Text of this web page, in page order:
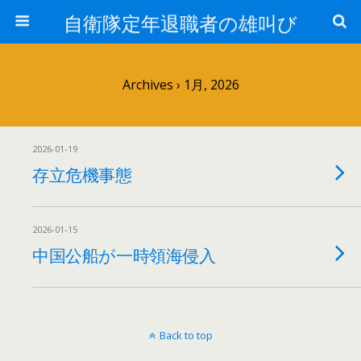
自衛隊定年退職者の雄叫び
Archives › 1月, 2026
2026-01-19
存立危機事態
2026-01-15
中国公船が一時領海侵入
Back to top